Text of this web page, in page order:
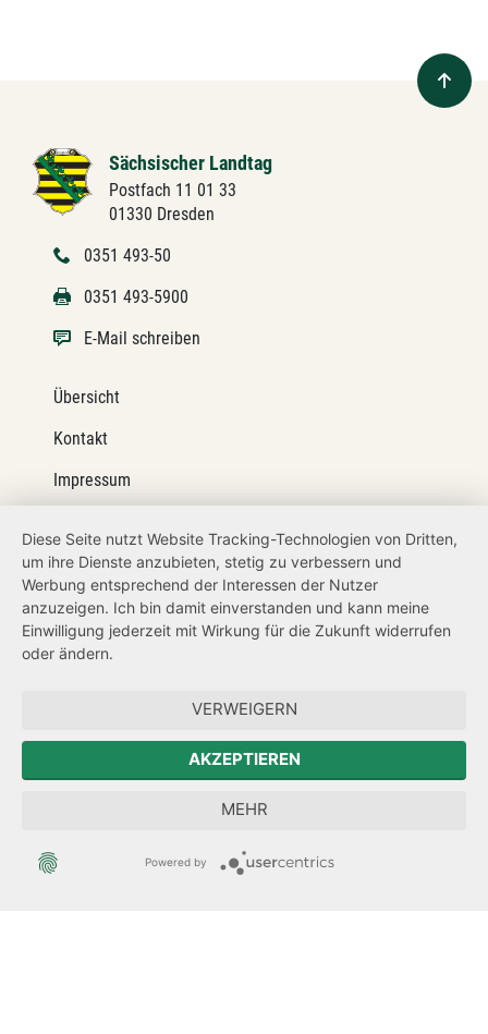
Sächsischer Landtag
Postfach 11 01 33
01330 Dresden
0351 493-50
0351 493-5900
E-Mail schreiben
Übersicht
Kontakt
Impressum
Barrierefreiheit
Transparenzanspruch
Hinweisgeberschutz
Zum Sächsischen Landtag
Der Sächsische Integrationsbeauftragte
Sächsische Landesbeauftragte zur Aufarbeitung der SED-
Diese Seite nutzt Website Tracking-Technologien von Dritten,
um ihre Dienste anzubieten, stetig zu verbessern und
Werbung entsprechend der Interessen der Nutzer
anzuzeigen. Ich bin damit einverstanden und kann meine
Einwilligung jederzeit mit Wirkung für die Zukunft widerrufen
oder ändern.
VERWEIGERN
AKZEPTIEREN
MEHR
Powered by